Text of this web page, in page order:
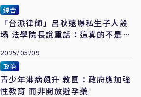
綜合
「台派律師」呂秋遠爆私生子人設
塌 法學院長說重話：這真的不是私
2025/05/09
政治
青少年淋病飆升 教團：政府應加強
性教育 而非開放避孕藥